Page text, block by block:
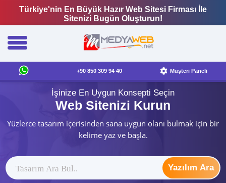
Türkiye'nin En Büyük Hazır Web Sitesi Firması İle
Sitenizi Bugün Oluşturun!
+90 850 309 94 40 Müşteri Paneli
İşinize En Uygun Konsepti Seçin
Web Sitenizi Kurun
Yüzlerce tasarım içerisinden sana uygun olanı bulmak için bir
kelime yaz ve başla.
Yazılım Ara